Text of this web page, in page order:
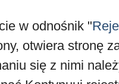
w odnośnik "
otwiera stronę
się z nimi